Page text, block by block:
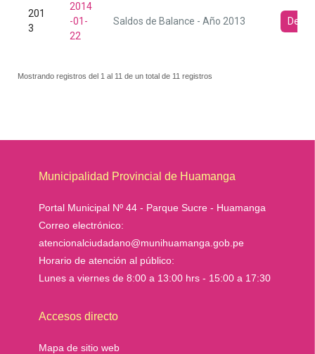
201
3
2014
-01-
22
Saldos de Balance - Año 2013
Mostrando registros del 1 al 11 de un total de 11 registros
Municipalidad Provincial de Huamanga
Portal Municipal Nº 44 - Parque Sucre - Huamanga
Correo electrónico:
atencionalciudadano@munihuamanga.gob.pe
Horario de atención al público:
Lunes a viernes de 8:00 a 13:00 hrs - 15:00 a 17:30
Accesos directo
Mapa de sitio web